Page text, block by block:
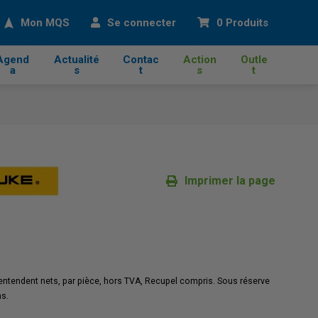
Mon MQS Se connecter 0 Produits
a
Actualité
s
Contac
t
Action
s
Outle
t
Imprimer la page
nets, par pièce, hors TVA, Recupel compris. Sous réserve